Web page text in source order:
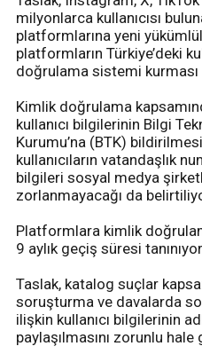
milyonlarca kullanıcısı
platformlarına yeni
platformların Türkiye’deki
doğrulama sistemi
Kimlik doğrulama
kullanıcı bilgilerinin Bilgi
Kurumu’na (BTK)
kullanıcıların vatandaşlık
bilgileri sosyal medya
zorlanmayacağı da
Platformlara kimlik
9 aylık geçiş süresi
Taslak, katalog suçlar
soruşturma ve davalarda
ilişkin kullanıcı bilgilerinin
paylaşılmasını zorunlu hale